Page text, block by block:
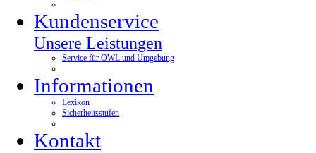
Kundenservice
Unsere Leistungen
Service für OWL und Umgebung
Informationen
Lexikon
Sicherheitsstufen
Kontakt